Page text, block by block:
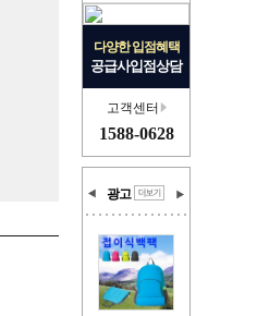
402,926
다양한 입점혜택
공급사입점상담
고객센터
1588-0628
광고